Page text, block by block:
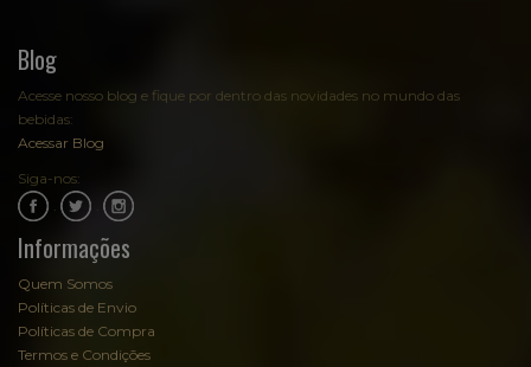
Blog
Acesse nosso blog e fique por dentro das novidades no mundo das
bebidas:
Acessar Blog
Siga-nos:
Informações
Quem Somos
Políticas de Envio
Políticas de Compra
Termos e Condições